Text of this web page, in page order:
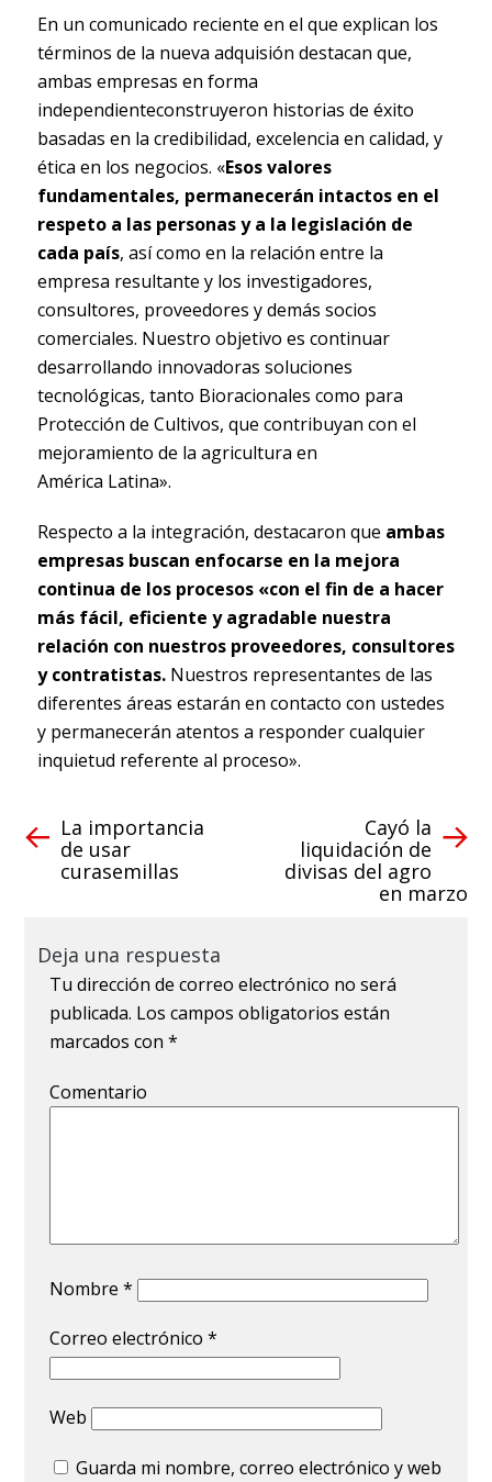
En un comunicado reciente en el que explican los
términos de la nueva adquisión destacan que,
ambas empresas en forma
independienteconstruyeron historias de éxito
basadas en la credibilidad, excelencia en calidad, y
ética en los negocios. «Esos valores
fundamentales, permanecerán intactos en el
respeto a las personas y a la legislación de
cada país, así como en la relación entre la
empresa resultante y los investigadores,
consultores, proveedores y demás socios
comerciales. Nuestro objetivo es continuar
desarrollando innovadoras soluciones
tecnológicas, tanto Bioracionales como para
Protección de Cultivos, que contribuyan con el
mejoramiento de la agricultura en
América Latina».
Respecto a la integración, destacaron que ambas
empresas buscan enfocarse en la mejora
continua de los procesos «con el fin de a hacer
más fácil, eficiente y agradable nuestra
relación con nuestros proveedores, consultores
y contratistas.Nuestros representantes de las
diferentes áreas estarán en contacto con ustedes
y permanecerán atentos a responder cualquier
inquietud referente al proceso».
La importancia
de usar
curasemillas
Cayó la
liquidación de
divisas del agro
en marzo
Deja una respuesta
Tu dirección de correo electrónico no será
publicada. Los campos obligatorios están
marcados con*
Comentario
Nombre*
Correo electrónico*
Web
Guarda mi nombre, correo electrónico y web